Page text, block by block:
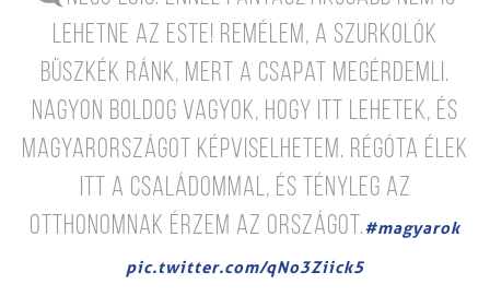
lehetne az este! Remélem, a szurkolók
büszkék ránk, mert a csapat megérdemli.
Nagyon boldog vagyok, hogy itt lehetek, és
Magyarországot képviselhetem. Régóta élek
itt a családommal, és tényleg az
otthonomnak érzem az országot.#magyarok
pic.twitter.com/qNo3Ziick5